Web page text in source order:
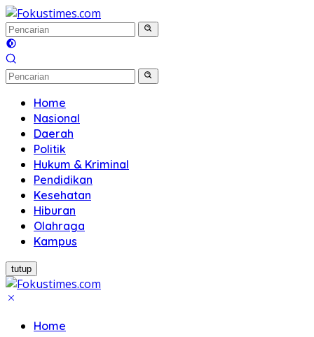
Langsung
ke
konten
Home
Nasional
Daerah
Politik
Hukum & Kriminal
Pendidikan
Kesehatan
Hiburan
Olahraga
Kampus
tutup
Home